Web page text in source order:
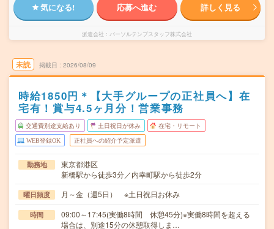
気になる! 応募へ進む 詳しく見る
派遣会社 パーソルテンプスタッフ株式会社
未読 掲載日 2026/08/09
時給1850円＊【大手グループの正社員へ】在
宅有！賞与4.5ヶ月分！営業事務
交通費別途支給あり 土日祝日が休み 在宅・リモート
WEB登録OK 正社員への紹介予定派遣
勤務地
東京都港区
新橋駅から徒歩3分／内幸町駅から徒歩2分
曜日頻度 月～金（週5日） ※土日祝日お休み
時間
09:00～17:45(実働8時間 休憩45分)※実働8時間を超える
場合は、別途15分の休憩取得しま…